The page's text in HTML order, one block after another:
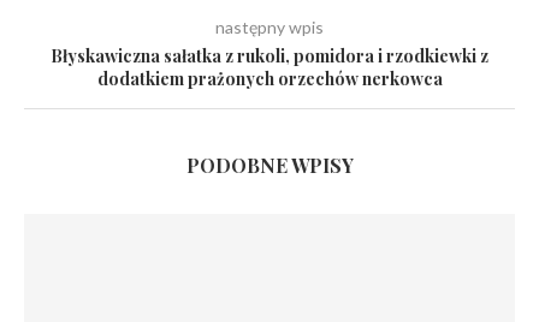
następny wpis
Błyskawiczna sałatka z rukoli, pomidora i rzodkiewki z
dodatkiem prażonych orzechów nerkowca
PODOBNE WPISY